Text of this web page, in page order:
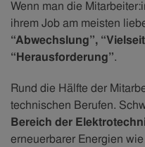
Wenn man die
ihrem Job am meisten
“Abwechslung”,
“Herausforderung”.
Rund die Hälfte der
technischen Berufen.
Bereich der
erneuerbarer Energien